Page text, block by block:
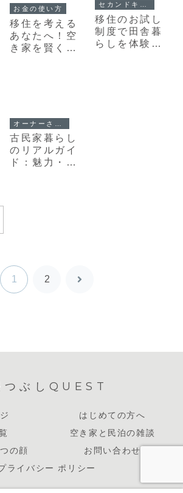
お金の使い方
移住を考える
あなたへ！空
き家を賢く活
移住のお試し
制度で田舎暮
らしを体験！
古民家暮らし
のリアルガイ
ド：魅力・費
1 2
次
つぶしQUEST
はじめての方へ
空き家と民泊の雑談
の顔
お問い合わせ
ライバシー ポリシー